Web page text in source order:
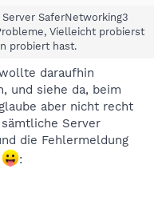
SaferNetworking3
Vielleicht probierst
probiert hast.
daraufhin
und siehe da, beim
aber nicht recht
Server
die Fehlermeldung
: